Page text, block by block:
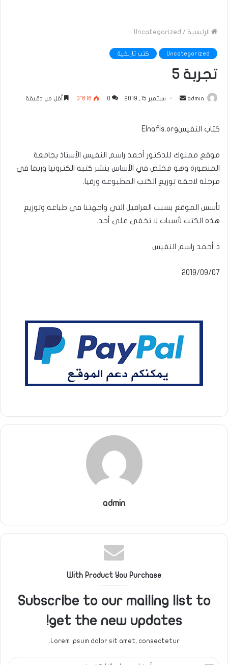
الرئيسية /
Uncategorized
Uncategorized كتب تاريخية
تجربة 5
admin
أرسل
سبتمبر 15, 2019 0 3٬616 أقل من دقيقة
كتاب النفيسElnafis.org
موقع مملوك للدكتور أحمد راسم النفيس الأستاذ بجامعة
المنصورة وهو مختص في الأساس بنشر كتبه الكترونيا وربما في
مرحلة لاحقة توزيع الكتب المطبوعة ورقيا.
تأسس الموقع بسبب العراقيل التي واجهتنا في طباعة وتوزيع
هذه الكتب لأسباب لا تخفى على أحد.
د أحمد راسم النفيس
admin
With Product You Purchase
Subscribe to our mailing list to
get the new updates!
Lorem ipsum dolor sit amet, consectetur.
أدخل